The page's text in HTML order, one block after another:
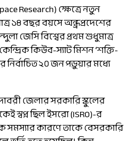
Research) ক্ষেত্রে নতুন
১৪ বছর বয়সে অন্ধ্রপ্রদেশের
জেসি বিশ্বের প্রথম শুধুমাত্র
কিউব-স্যাট মিশন ‘শক্তি-
নির্বাচিত ২০ জন পড়ুয়ার মধ্যে
জেলার সরকারি স্কুলের
স্বপ্ন ছিল ইসরো (ISRO)-র
সমস্যার কারণে তাকে বেসরকারি